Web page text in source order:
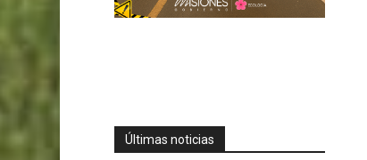
Últimas noticias